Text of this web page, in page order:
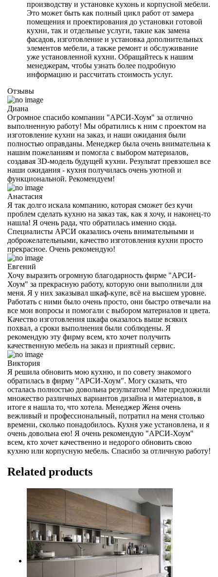
производству и установке кухонь и корпусной мебели.
Это может быть как полный цикл работ от замера
помещения и проектирования до установки готовой
кухни, так и отдельные услуги, такие как замена
фасадов, изготовление и установка дополнительных
элементов мебели, а также ремонт и обслуживание
уже установленной кухни. Обращайтесь к нашим
менеджерам, чтобы узнать более подробную
информацию и рассчитать стоимость услуг.
Отзывы
Диана
Огромное спасибо компании "АРСИ-Хоум" за отлично
выполненную работу! Мы обратились к ним с проектом на
изготовление кухни на заказ, и наши ожидания были
полностью оправданы. Менеджер была очень внимательна к
нашим пожеланиям и помогла с выбором материалов,
создавая 3D-модель будущей кухни. Результат превзошел все
наши ожидания - кухня получилась очень уютной и
функциональной. Рекомендуем!
Анастасия
Я так долго искала компанию, которая сможет без кучи
проблем сделать кухню на заказ так, как я хочу, и наконец-то
нашла! Я очень рада, что обратилась именно сюда.
Специалисты АРСИ оказались очень внимательными и
доброжелательными, качество изготовления кухни просто
прекрасное. Очень рекомендую!
Евгений
Хочу выразить огромную благодарность фирме "АРСИ-
Хоум" за прекрасную работу, которую они выполнили для
меня. Я у них заказывал шкаф-купе, всё на высшем уровне.
Работать с ними было очень просто, они быстро отвечали на
все мои вопросы и помогали с выбором материалов и цвета.
Качество изготовления шкафа оказалось выше всяких
похвал, а сроки выполнения были соблюдены. Я
рекомендую эту фирму всем, кто хочет получить
качественную мебель на заказ и приятный сервис.
Виктория
Я решила обновить мою кухню, и по совету знакомого
обратилась в фирму "АРСИ-Хоум". Могу сказать, что
осталась полностью довольна результатом! Мне предложили
множество различных вариантов дизайна и материалов, в
итоге я нашла то, что хотела. Менеджер Женя очень
вежливый и профессиональный, потратил на меня столько
времени, сколько понадобилось. Кухня уже установлена, и я
очень довольна ею! Я очень рекомендую "АРСИ-Хоум"
всем, кто хочет качественно и недорого обновить свою
кухню или корпусную мебель. Спасибо за отличную работу!
Related products